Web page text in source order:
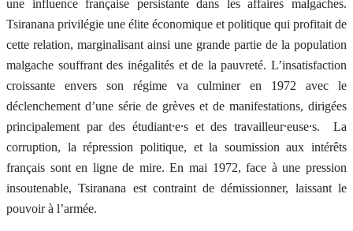
une influence française persistante dans les affaires malgaches.
Tsiranana privilégie une élite économique et politique qui profitait de
cette relation, marginalisant ainsi une grande partie de la population
malgache souffrant des inégalités et de la pauvreté. L’insatisfaction
croissante envers son régime va culminer en 1972 avec le
déclenchement d’une série de grèves et de manifestations, dirigées
principalement par des étudiant⸱e⸱s et des travailleur⸱euse⸱s. La
corruption, la répression politique, et la soumission aux intérêts
français sont en ligne de mire. En mai 1972, face à une pression
insoutenable, Tsiranana est contraint de démissionner, laissant le
pouvoir à l’armée.